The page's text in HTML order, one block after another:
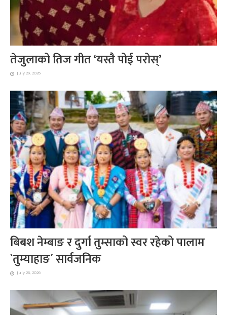
तेजुलाको तिज गीत ‘यस्तै पोई परोस्’
July 29, 2026
बिबश नेम्बाङ र दुर्गा तुम्साको स्वर रहेको पालाम
`तुम्याहाङ´ सार्वजनिक
July 28, 2026